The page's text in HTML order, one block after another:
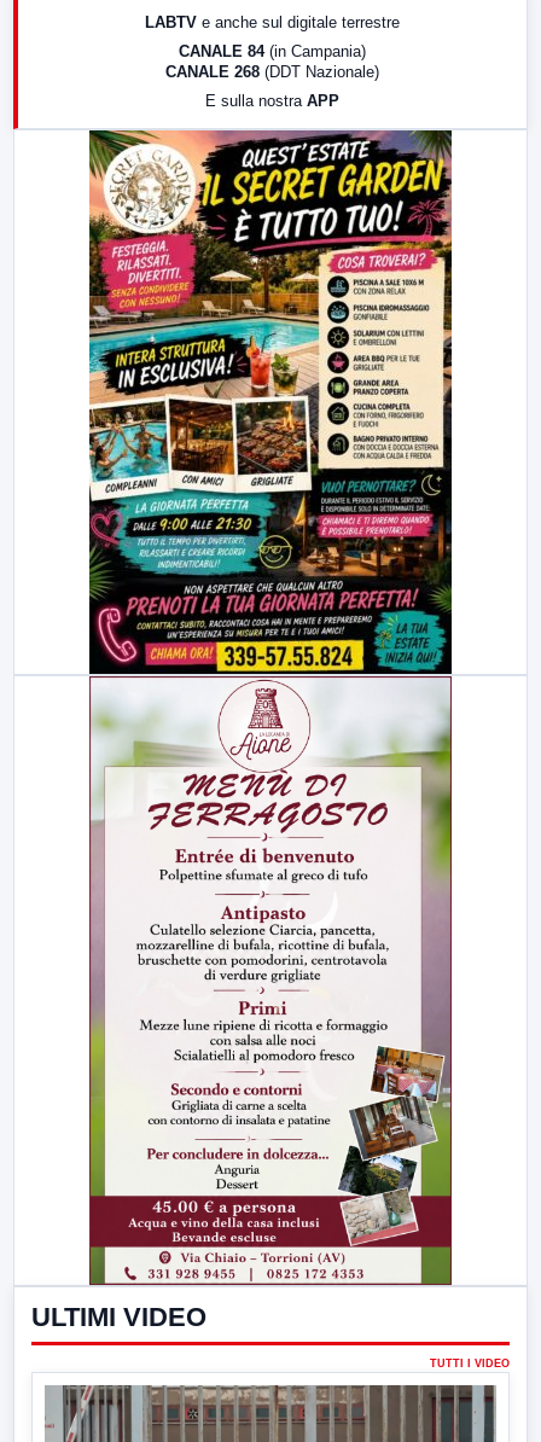
LabNews (replica)
LABTV e anche sul digitale terrestre
CANALE 84 (in Campania)
CANALE 268 (DDT Nazionale)
E sulla nostra APP
ULTIMI VIDEO
TUTTI I VIDEO